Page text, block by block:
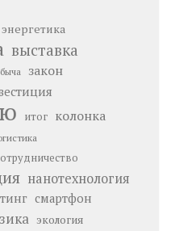
выставка
закон
итог колонка
нанотехнология
смартфон
экология